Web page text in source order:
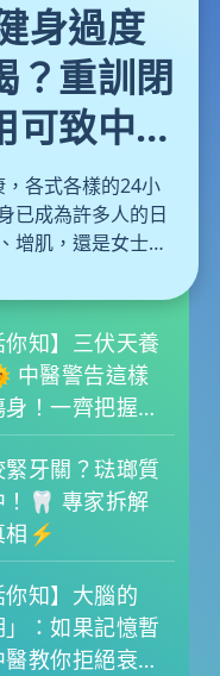
身過度
？重訓閉
可致中
運動陷
各式各樣的24小
已成為許多人的日
增肌，還是女士們
背後亦隱藏著不少
「No pain, no
鬆警惕，健身隨時
健身常見的致命
附上每日蛋白質
肌不傷身。
你知】三伏天養
中醫警告這樣
！一齊把握冬
期
牙關？琺瑯質
！🦷 專家拆解
相⚡
你知】大腦的
」：如果記憶暫
教你拒絕衰老